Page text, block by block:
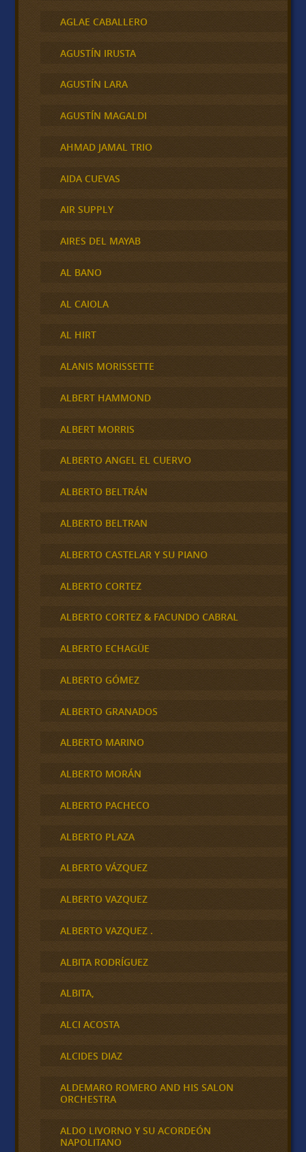
AGLAE CABALLERO
AGUSTÍN IRUSTA
AGUSTÍN LARA
AGUSTÍN MAGALDI
AHMAD JAMAL TRIO
AIDA CUEVAS
AIR SUPPLY
AIRES DEL MAYAB
AL BANO
AL CAIOLA
AL HIRT
ALANIS MORISSETTE
ALBERT HAMMOND
ALBERT MORRIS
ALBERTO ANGEL EL CUERVO
ALBERTO BELTRÁN
ALBERTO BELTRAN
ALBERTO CASTELAR Y SU PIANO
ALBERTO CORTEZ
ALBERTO CORTEZ & FACUNDO CABRAL
ALBERTO ECHAGÜE
ALBERTO GÓMEZ
ALBERTO GRANADOS
ALBERTO MARINO
ALBERTO MORÁN
ALBERTO PACHECO
ALBERTO PLAZA
ALBERTO VÁZQUEZ
ALBERTO VAZQUEZ
ALBERTO VAZQUEZ .
ALBITA RODRÍGUEZ
ALBITA,
ALCI ACOSTA
ALCIDES DIAZ
ALDEMARO ROMERO AND HIS SALON
ORCHESTRA
ALDO LIVORNO Y SU ACORDEÓN
NAPOLITANO